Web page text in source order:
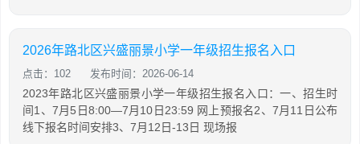
2026年路北区兴盛丽景小学一年级招生报名入口
点击：102 发布时间：2026-06-14
2023年路北区兴盛丽景小学一年级招生报名入口：一、招生时
间1、7月5日8:00—7月10日23:59 网上预报名2、7月11日公布
线下报名时间安排3、7月12日-13日 现场报